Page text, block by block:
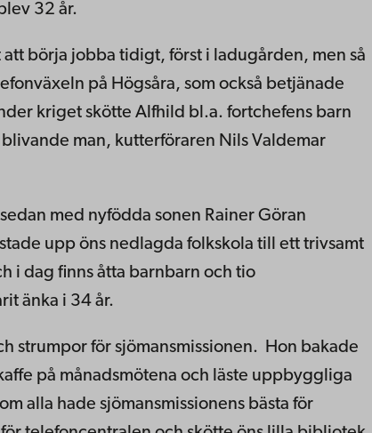
32 år.
börja jobba tidigt, först i ladugården, men så
på Högsåra, som också betjänade
kriget skötte Alfhild bl.a. fortchefens barn
man, kutterföraren Nils Valdemar
med nyfödda sonen Rainer Göran
upp öns nedlagda folkskola till ett trivsamt
i dag finns åtta barnbarn och tio
änka i 34 år.
strumpor för sjömansmissionen. Hon bakade
på månadsmötena och läste uppbyggliga
alla hade sjömansmissionens bästa för